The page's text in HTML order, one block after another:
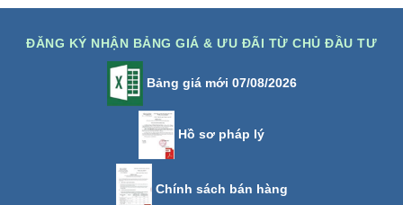
ĐĂNG KÝ NHẬN BẢNG GIÁ & ƯU ĐÃI TỪ CHỦ ĐẦU TƯ
Bảng giá mới 07/08/2026
Hồ sơ pháp lý
Chính sách bán hàng